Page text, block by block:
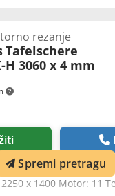
rezanje
Tafelschere
3060 x 4 mm
lima: 3060 Debljina
2250 x 1400 Motor: 11
Spremi pretragu